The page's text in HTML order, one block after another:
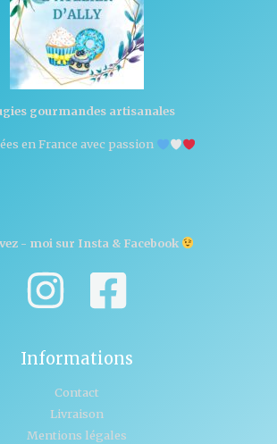
gourmandes artisanales
en France avec passion
- moi sur Insta & Facebook
Informations
Contact
Livraison
Mentions légales